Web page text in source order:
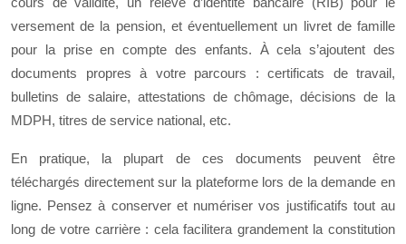
versement de la pension, et éventuellement un livret de famille
pour la prise en compte des enfants. À cela s’ajoutent des
documents propres à votre parcours : certificats de travail,
bulletins de salaire, attestations de chômage, décisions de la
MDPH, titres de service national, etc.
En pratique, la plupart de ces documents peuvent être
téléchargés directement sur la plateforme lors de la demande en
ligne. Pensez à conserver et numériser vos justificatifs tout au
long de votre carrière : cela facilitera grandement la constitution